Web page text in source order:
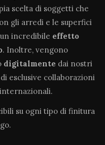
scelta di soggetti che
gli arredi e le superfici
incredibile effetto
. Inoltre, vengono
digitalmentedai nostri
esclusive collaborazioni
su ogni tipo di finitura